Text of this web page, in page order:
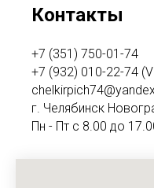
Контакты
+7 (351) 750-01-74
+7 (932) 010-22-74
г. Челябинск
Пн - Пт с 8.00 до